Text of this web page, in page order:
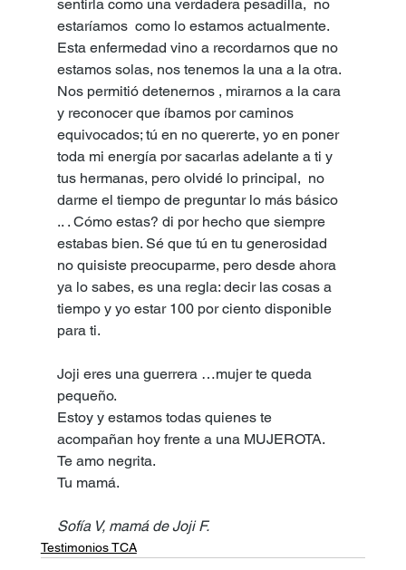
sentirla como una verdadera pesadilla,  no
estaríamos  como lo estamos actualmente.
Esta enfermedad vino a recordarnos que no
estamos solas, nos tenemos la una a la otra.
Nos permitió detenernos , mirarnos a la cara
y reconocer que íbamos por caminos
equivocados; tú en no quererte, yo en poner
toda mi energía por sacarlas adelante a ti y
tus hermanas, pero olvidé lo principal,  no
darme el tiempo de preguntar lo más básico
.. . Cómo estas? di por hecho que siempre
estabas bien. Sé que tú en tu generosidad
no quisiste preocuparme, pero desde ahora
ya lo sabes, es una regla: decir las cosas a
tiempo y yo estar 100 por ciento disponible
para ti.
Joji eres una guerrera …mujer te queda
pequeño.
Estoy y estamos todas quienes te
acompañan hoy frente a una MUJEROTA.
Te amo negrita.
Tu mamá.
Sofía V, mamá de Joji F.
Testimonios TCA